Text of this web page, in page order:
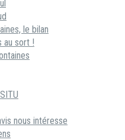
le bilan
au sort !
nous intéresse